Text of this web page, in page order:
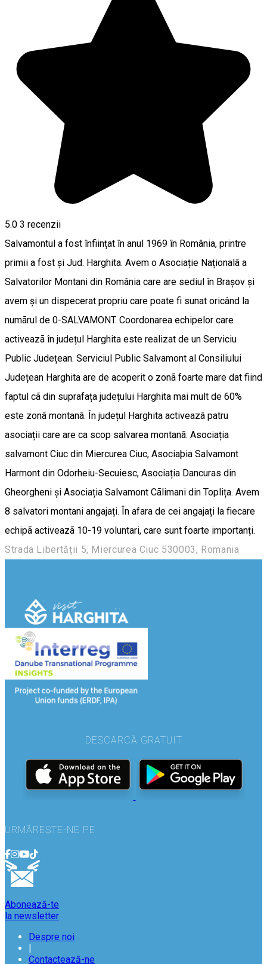
5.0 3 recenzii
Salvamontul a fost înființat în anul 1969 în România, printre
primii a fost și Jud. Harghita. Avem o Asociație Naționalã a
Salvatorilor Montani din România care are sediul în Brașov și
avem și un dispecerat propriu care poate fi sunat oricând la
numãrul de 0-SALVAMONT. Coordonarea echipelor care
activeazã în județul Harghita este realizat de un Serviciu
Public Județean. Serviciul Public Salvamont al Consiliului
Județean Harghita are de acoperit o zonã foarte mare dat fiind
faptul cã din suprafața județului Harghita mai mult de 60%
este zonã montanã. În județul Harghita activeazã patru
asociații care are ca scop salvarea montanã: Asociația
salvamont Ciuc din Miercurea Ciuc, Asociaþia Salvamont
Harmont din Odorheiu-Secuiesc, Asociația Dancuras din
Gheorgheni și Asociația Salvamont Cãlimani din Toplița. Avem
8 salvatori montani angajați. În afara de cei angajați la fiecare
echipã activeazã 10-19 voluntari, care sunt foarte importanți.
Strada Libertății 5, Miercurea Ciuc 530003, Romania
DESCARCĂ GRATUIT
URMĂREȘTE-NE PE
Abonează-te
la newsletter
Despre noi
|
Contactează-ne